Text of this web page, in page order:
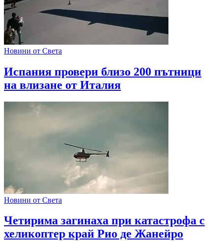
Новини от Света
Испания провери близо 200 пътници
на влизане от Италия
Новини от Света
Четирима загинаха при катастрофа с
хеликоптер край Рио де Жанейро